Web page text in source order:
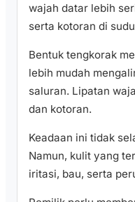
wajah datar lebih
serta kotoran di
Bentuk tengkorak
lebih mudah
saluran. Lipatan
dan kotoran.
Keadaan ini tidak
Namun, kulit yang
iritasi, bau, serta